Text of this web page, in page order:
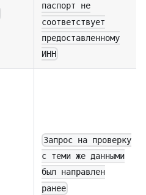
паспорт не
соответствует
предоставленному
ИНН
Запрос на проверку
с теми же данными
был направлен
ранее